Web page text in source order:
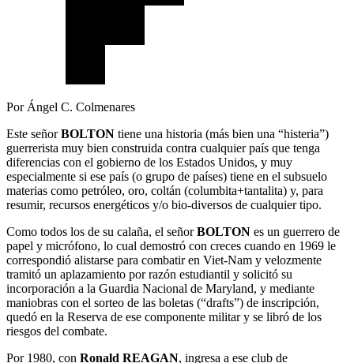
Por Ángel C. Colmenares
Este señorBOLTON tiene una historia (más bien una “histeria”)
guerrerista muy bien construida contra cualquier país que tenga
diferencias con el gobierno de los Estados Unidos, y muy
especialmente si ese país (o grupo de países) tiene en el subsuelo
materias como petróleo, oro, coltán (columbita+tantalita) y, para
resumir, recursos energéticos y/o bio-diversos de cualquier tipo.
Como todos los de su calaña, el señorBOLTON es un guerrero de
papel y micrófono, lo cual demostró con creces cuando en 1969 le
correspondió alistarse para combatir en Viet-Nam y velozmente
tramitó un aplazamiento por razón estudiantil y solicitó su
incorporación a la Guardia Nacional de Maryland, y mediante
maniobras con el sorteo de las boletas (“drafts”) de inscripción,
quedó en la Reserva de ese componente militar y se libró de los
riesgos del combate.
Por 1980, con Ronald REAGAN, ingresa a ese club de